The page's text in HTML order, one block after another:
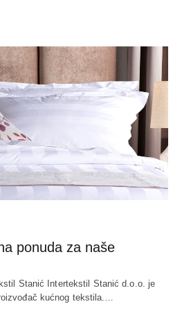
ponuda za naše
Stanić Intertekstil Stanić d.o.o. je
kućnog tekstila.…